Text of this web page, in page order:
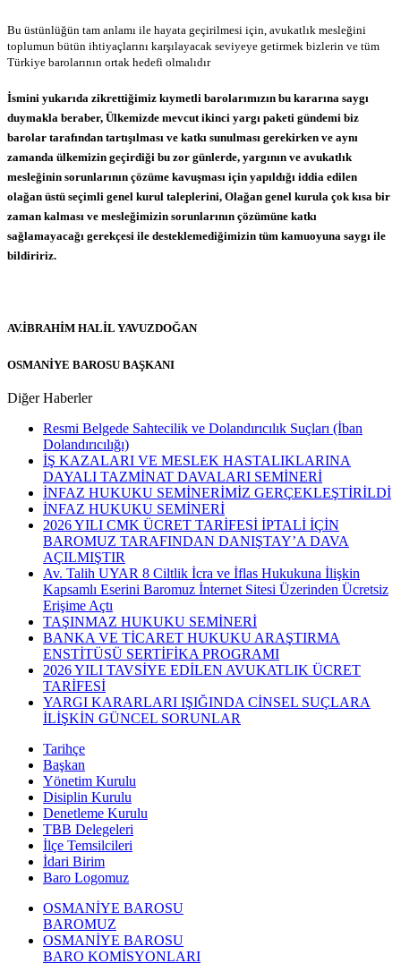
Bu üstünlüğün tam anlamı ile hayata geçirilmesi için, avukatlık mesleğini
toplumun bütün ihtiyaçlarını karşılayacak seviyeye getirmek bizlerin ve tüm
Türkiye barolarının ortak hedefi olmalıdır
İsmini yukarıda zikrettiğimiz kıymetli barolarımızın bu kararına saygı
duymakla beraber, Ülkemizde mevcut ikinci yargı paketi gündemi biz
barolar tarafından tartışılması ve katkı sunulması gerekirken ve aynı
zamanda ülkemizin geçirdiği bu zor günlerde, yargının ve avukatlık
mesleğinin sorunlarının çözüme kavuşması için yapıldığı iddia edilen
olağan üstü seçimli genel kurul taleplerini, Olağan genel kurula çok kısa bir
zaman kalması ve mesleğimizin sorunlarının çözümüne katkı
sağlamayacağı gerekçesi ile desteklemediğimizin tüm kamuoyuna saygı ile
bildiririz.
AV.İBRAHİM HALİL YAVUZDOĞAN
OSMANİYE BAROSU BAŞKANI
Diğer Haberler
Resmi Belgede Sahtecilik ve Dolandırıcılık Suçları (İban
Dolandırıcılığı)
İŞ KAZALARI VE MESLEK HASTALIKLARINA
DAYALI TAZMİNAT DAVALARI SEMİNERİ
İNFAZ HUKUKU SEMİNERİMİZ GERÇEKLEŞTİRİLDİ
İNFAZ HUKUKU SEMİNERİ
2026 YILI CMK ÜCRET TARİFESİ İPTALİ İÇİN
BAROMUZ TARAFINDAN DANIŞTAY’A DAVA
AÇILMIŞTIR
Av. Talih UYAR 8 Ciltlik İcra ve İflas Hukukuna İlişkin
Kapsamlı Eserini Baromuz İnternet Sitesi Üzerinden Ücretsiz
Erişime Açtı
TAŞINMAZ HUKUKU SEMİNERİ
BANKA VE TİCARET HUKUKU ARAŞTIRMA
ENSTİTÜSÜ SERTİFİKA PROGRAMI
2026 YILI TAVSİYE EDİLEN AVUKATLIK ÜCRET
TARİFESİ
YARGI KARARLARI IŞIĞINDA CİNSEL SUÇLARA
İLİŞKİN GÜNCEL SORUNLAR
Tarihçe
Başkan
Yönetim Kurulu
Disiplin Kurulu
Denetleme Kurulu
TBB Delegeleri
İlçe Temsilcileri
İdari Birim
Baro Logomuz
OSMANİYE BAROSU
BAROMUZ
OSMANİYE BAROSU
BARO KOMİSYONLARI